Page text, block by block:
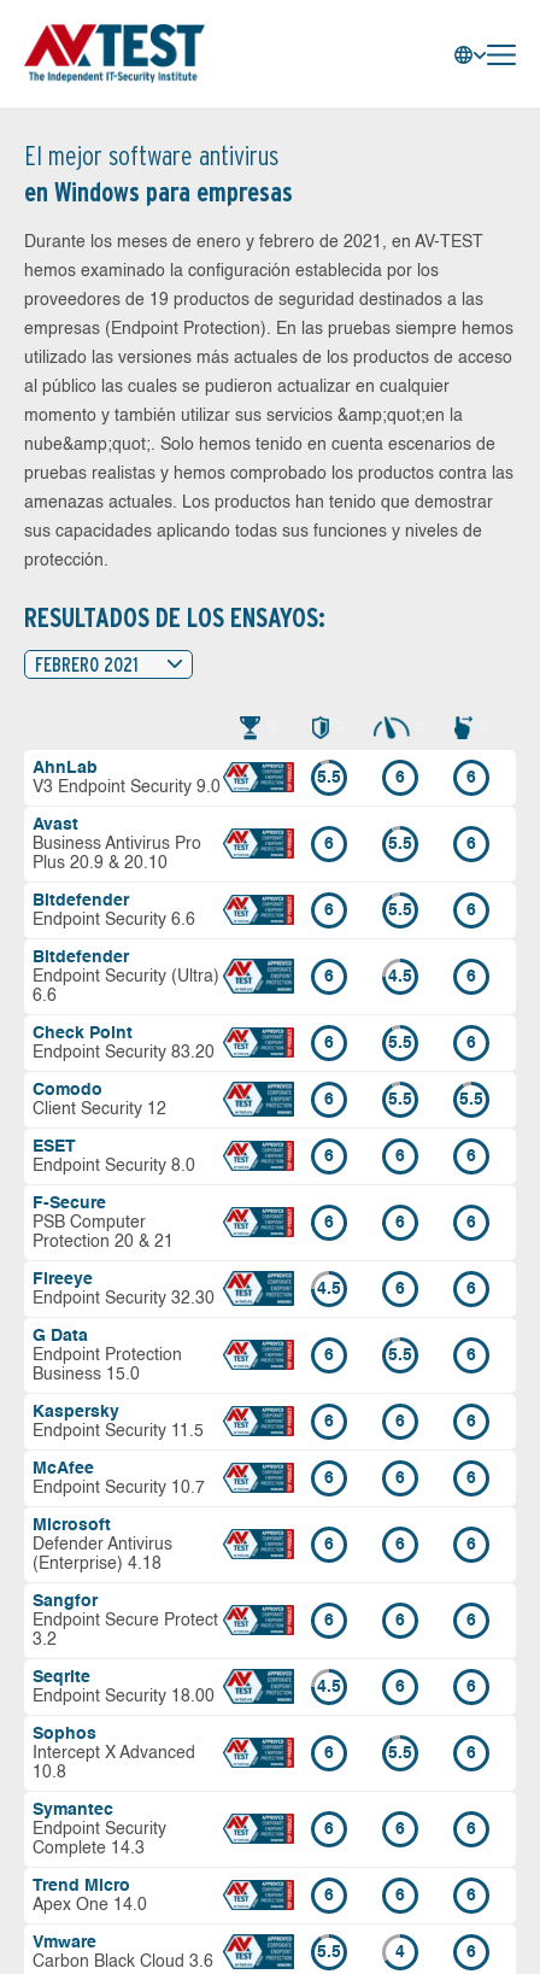
El mejor software antivirus
en Windows para empresas
Durante los meses de enero y febrero de 2021, en AV-TEST
hemos examinado la configuración establecida por los
proveedores de 19 productos de seguridad destinados a las
empresas (Endpoint Protection). En las pruebas siempre hemos
utilizado las versiones más actuales de los productos de acceso
al público las cuales se pudieron actualizar en cualquier
momento y también utilizar sus servicios &amp;quot;en la
nube&amp;quot;. Solo hemos tenido en cuenta escenarios de
pruebas realistas y hemos comprobado los productos contra las
amenazas actuales. Los productos han tenido que demostrar
sus capacidades aplicando todas sus funciones y niveles de
protección.
RESULTADOS DE LOS ENSAYOS:
FEBRERO 2021
AhnLab
V3 Endpoint Security 9.0
5.5 6 6
Avast
Business Antivirus Pro
Plus 20.9 & 20.10
6 5.5 6
Bitdefender
Endpoint Security 6.6
6 5.5 6
Bitdefender
Endpoint Security (Ultra)
6.6
6 4.5 6
Check Point
Endpoint Security 83.20
6 5.5 6
Comodo
Client Security 12
6 5.5 5.5
ESET
Endpoint Security 8.0
6 6 6
F-Secure
PSB Computer
Protection 20 & 21
6 6 6
Fireeye
Endpoint Security 32.30
4.5 6 6
G Data
Endpoint Protection
Business 15.0
6 5.5 6
Kaspersky
Endpoint Security 11.5
6 6 6
McAfee
Endpoint Security 10.7
6 6 6
Microsoft
Defender Antivirus
(Enterprise) 4.18
6 6 6
Sangfor
Endpoint Secure Protect
3.2
6 6 6
Seqrite
Endpoint Security 18.00
4.5 6 6
Sophos
Intercept X Advanced
10.8
6 5.5 6
Symantec
Endpoint Security
Complete 14.3
6 6 6
Trend Micro
Apex One 14.0
6 6 6
Vmware
Carbon Black Cloud 3.6
5.5 4 6